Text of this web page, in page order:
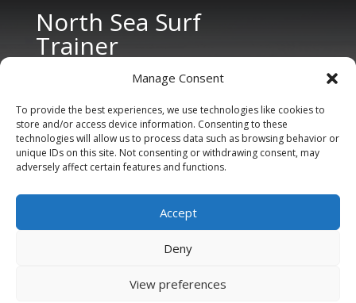
Manage Consent
To provide the best experiences, we use technologies like cookies to
store and/or access device information. Consenting to these
technologies will allow us to process data such as browsing behavior or
unique IDs on this site. Not consenting or withdrawing consent, may
adversely affect certain features and functions.
Accept
Deny
View preferences
North Sea Surf
Trainer
CONTACT US
Tel: +31 6 11 27 65 96 (also Whatsapp)
info@northseasurftrainer.com